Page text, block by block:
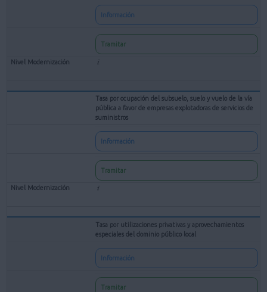
Información
Tramitar
Tasa por ocupación del subsuelo, suelo y vuelo de la vía
pública a favor de empresas explotadoras de servicios de
suministros
Información
Tramitar
Tasa por utilizaciones privativas y aprovechamientos
especiales del dominio público local
Información
Tramitar